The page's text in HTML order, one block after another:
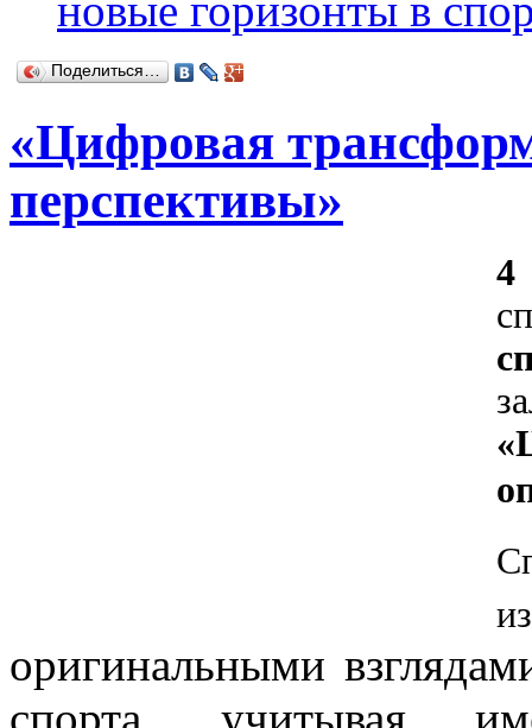
Поделиться…
«Цифровая
перспективы»
4
оригинальными